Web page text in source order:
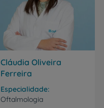
Cláudia Oliveira
Ferreira
Especialidade
Oftalmologia